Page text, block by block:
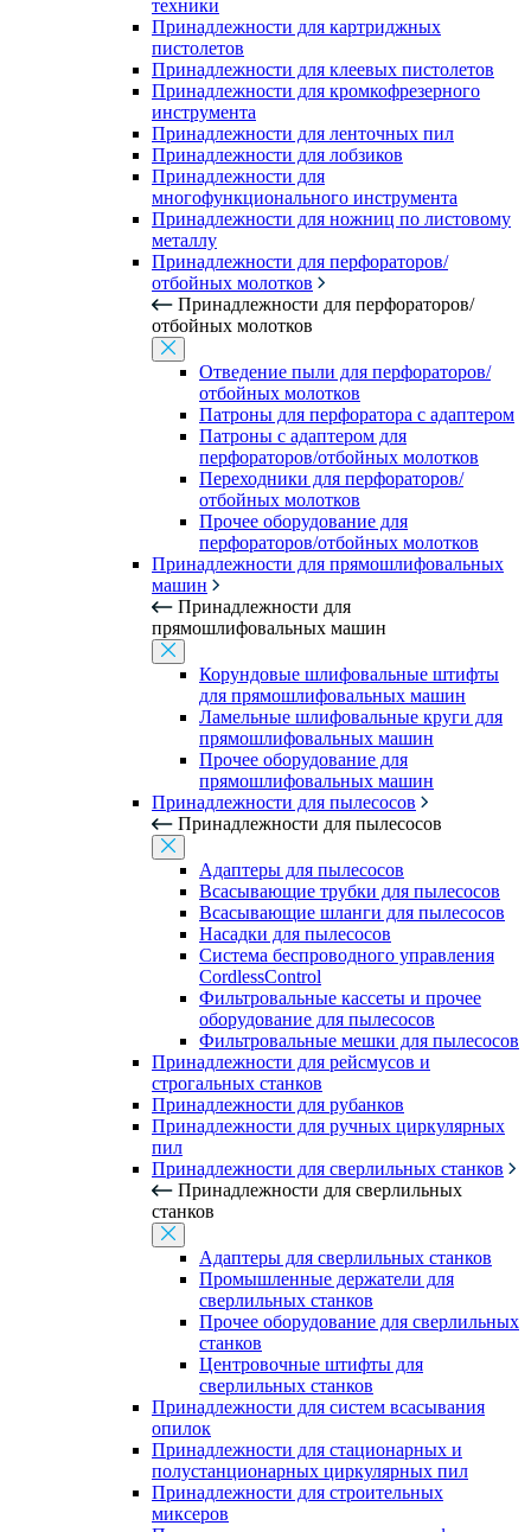
техники
Принадлежности для картриджных
пистолетов
Принадлежности для клеевых пистолетов
Принадлежности для кромкофрезерного
инструмента
Принадлежности для ленточных пил
Принадлежности для лобзиков
Принадлежности для
многофункционального инструмента
Принадлежности для ножниц по листовому
металлу
Принадлежности для перфораторов/
отбойных молотков
Принадлежности для перфораторов/
отбойных молотков
Отведение пыли для перфораторов/
отбойных молотков
Патроны для перфоратора с адаптером
Патроны с адаптером для
перфораторов/отбойных молотков
Переходники для перфораторов/
отбойных молотков
Прочее оборудование для
перфораторов/отбойных молотков
Принадлежности для прямошлифовальных
машин
Принадлежности для
прямошлифовальных машин
Корундовые шлифовальные штифты
для прямошлифовальных машин
Ламельные шлифовальные круги для
прямошлифовальных машин
Прочее оборудование для
прямошлифовальных машин
Принадлежности для пылесосов
Принадлежности для пылесосов
Адаптеры для пылесосов
Всасывающие трубки для пылесосов
Всасывающие шланги для пылесосов
Насадки для пылесосов
Система беспроводного управления
CordlessControl
Фильтровальные кассеты и прочее
оборудование для пылесосов
Фильтровальные мешки для пылесосов
Принадлежности для рейсмусов и
строгальных станков
Принадлежности для рубанков
Принадлежности для ручных циркулярных
пил
Принадлежности для сверлильных станков
Принадлежности для сверлильных
станков
Адаптеры для сверлильных станков
Промышленные держатели для
сверлильных станков
Прочее оборудование для сверлильных
станков
Центровочные штифты для
сверлильных станков
Принадлежности для систем всасывания
опилок
Принадлежности для стационарных и
полустанционарных циркулярных пил
Принадлежности для строительных
миксеров